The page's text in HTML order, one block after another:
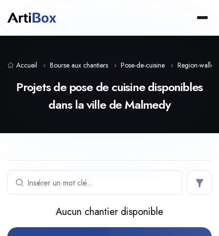
Accueil Bourse aux chantiers Pose-de-cuisine Region-
Projets de pose de cuisine disponibles
dans la ville de Malmedy
Aucun chantier disponible